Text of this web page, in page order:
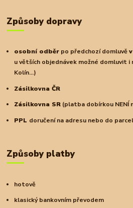
Způsoby dopravy
osobní odběr po předchozí domluvě
u větších objednávek možné domluvit i
Kolín...)
Zásilkovna ČR
Zásilkovna SR (platba dobírkou NENÍ
PPL doručení na adresu nebo do
Způsoby platby
hotově
klasický bankovním převodem